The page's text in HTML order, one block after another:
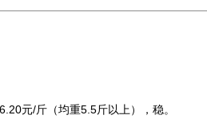
元/斤（均重5.5斤以上），稳。